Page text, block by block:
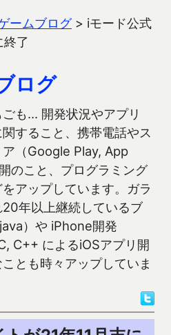
ームブログ> iモード公式
終了
ログ
も… 開発状況やアプリ
関すること、携帯電話やス
（Google Play, App
のこと、プログラミング
アップしています。ガラ
年以上継続しているブ
）や iPhone開発
C++ によるiOSアプリ開
とも時々アップしていま